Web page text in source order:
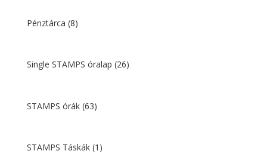
Pénztárca (8)
Single STAMPS óralap (26)
STAMPS órák (63)
STAMPS Táskák (1)